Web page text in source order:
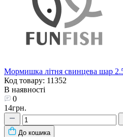
Мормишка літня свинцева шар
Код товару: 11352
В наявності
0
14грн.
До кошика